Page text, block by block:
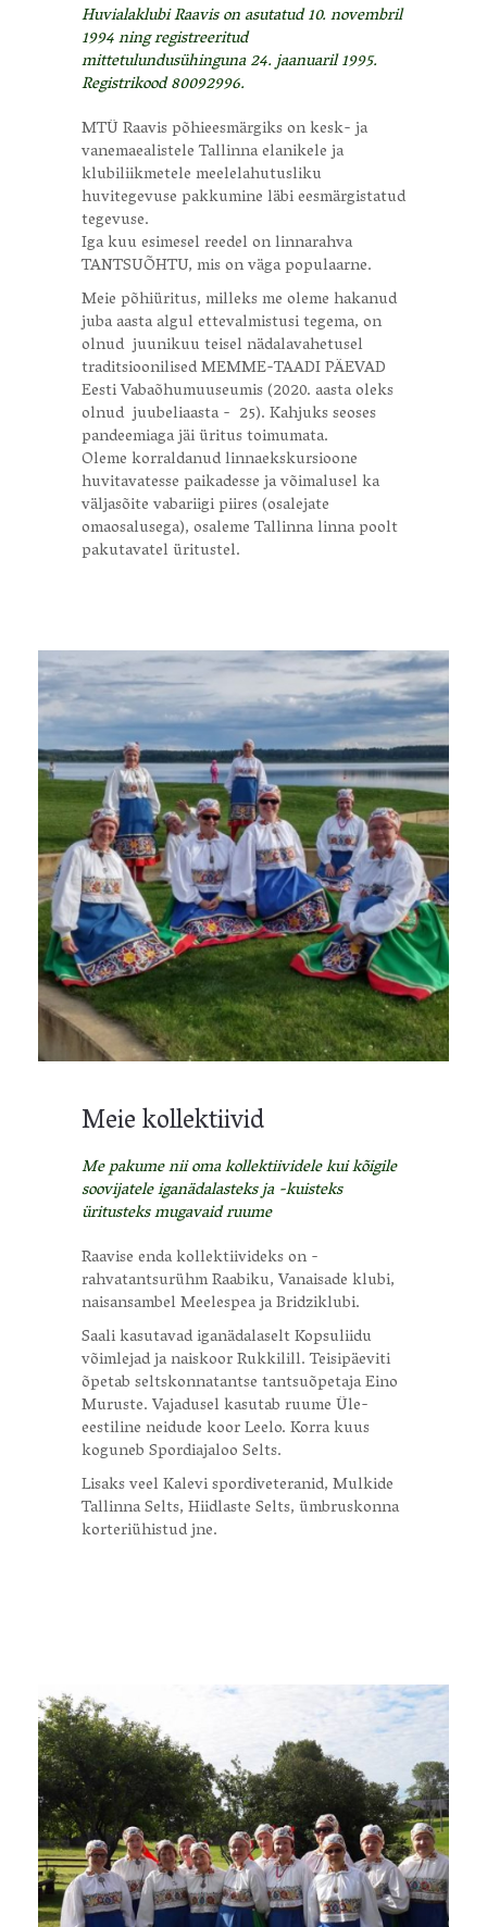
Huvialaklubi Raavis on asutatud 10. novembril
1994 ning registreeritud
mittetulundusühinguna 24. jaanuaril 1995.
Registrikood 80092996.
MTÜ Raavis põhieesmärgiks on kesk- ja
vanemaealistele Tallinna elanikele ja
klubiliikmetele meelelahutusliku
huvitegevuse pakkumine läbi eesmärgistatud
tegevuse.
Iga kuu esimesel reedel on linnarahva
TANTSUÕHTU, mis on väga populaarne.
Meie põhiüritus, milleks me oleme hakanud
juba aasta algul ettevalmistusi tegema, on
olnud juunikuu teisel nädalavahetusel
traditsioonilised MEMME-TAADI PÄEVAD
Eesti Vabaõhumuuseumis (2020. aasta oleks
olnud juubeliaasta - 25). Kahjuks seoses
pandeemiaga jäi üritus toimumata.
Oleme korraldanud linnaekskursioone
huvitavatesse paikadesse ja võimalusel ka
väljasõite vabariigi piires (osalejate
omaosalusega), osaleme Tallinna linna poolt
pakutavatel üritustel.
Meie kollektiivid
Me pakume nii oma kollektiividele kui kõigile
soovijatele iganädalasteks ja -kuisteks
üritusteks mugavaid ruume
Raavise enda kollektiivideks on -
rahvatantsurühm Raabiku, Vanaisade klubi,
naisansambel Meelespea ja Bridziklubi.
Saali kasutavad iganädalaselt Kopsuliidu
võimlejad ja naiskoor Rukkilill. Teisipäeviti
õpetab seltskonnatantse tantsuõpetaja Eino
Muruste. Vajadusel kasutab ruume Üle-
eestiline neidude koor Leelo. Korra kuus
koguneb Spordiajaloo Selts.
Lisaks veel Kalevi spordiveteranid, Mulkide
Tallinna Selts, Hiidlaste Selts, ümbruskonna
korteriühistud jne.